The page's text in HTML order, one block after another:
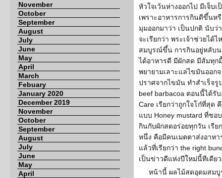
November
October
September
August
July
June
May
April
March
Febuary
January 2020
December 2019
November
October
September
August
July
June
May
April
หัวใจเว้นห่างออกไป มีเจ็บ
เพราะอาหารการกินดีขึ้นห
มุมออกมาว่า เป็นปกติ นับว่
จะเรียกว่า พระเจ้าช่วยไ
สมบูรณ์ขึ้น การกินอยู่หลับน
ได้อาหารดี มีผักสด มีส้มทุก
พยายามเลาะแล่ไขมันออก
ปราศจากไขมัน ทำสำเร็จรู
beef barbacoa ตอนนี้ได้รั
Care เรียกว่าถูกใจโก๋ที่สุด
แบบ Honey mustard ที่ชอ
กินกับผักสดอร่อยทุกวัน เรี
หนึ่ง คือมีคนเมตตาส่งอาห
แล้วที่เรียกว่า the right
เป็นข่าวดีแห่งปีใหม่นี้ทีเดียว
หน้านี้ ผลไม้สดอุดมสมบู